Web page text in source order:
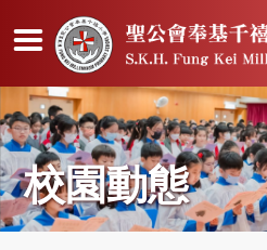
校園動態